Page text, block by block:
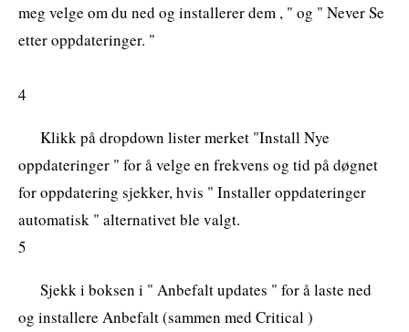
meg velge om du ned og installerer dem , " og " Never Se
etter oppdateringer. "
4
Klikk på dropdown lister merket "Install Nye
oppdateringer " for å velge en frekvens og tid på døgnet
for oppdatering sjekker, hvis " Installer oppdateringer
automatisk " alternativet ble valgt.
5
Sjekk i boksen i " Anbefalt updates " for å laste ned
og installere Anbefalt (sammen med Critical )